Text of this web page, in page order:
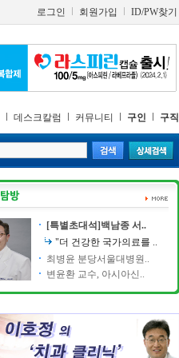
로그인 회원가입 ID/PW찾기
데스크칼럼 커뮤니티 구인 구직
[특별초대석]백남종 서..
"더 건강한 국가의료를 ..
최병윤 분당서울대병원..
변윤환 교수, 아시아신..